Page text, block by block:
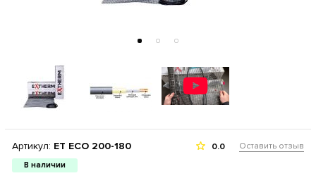
Артикул: ET ECO 200-180
В наличии
0.0 Оставить отзыв